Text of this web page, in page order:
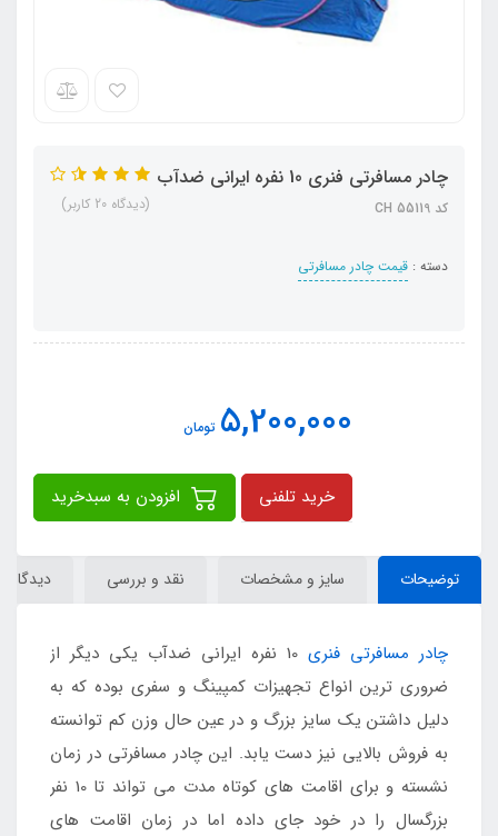
چادر مسافرتی فنری 10 نفره ایرانی ضدآب
کد CH 55119
دسته : قیمت چادر مسافرتی
(دیدگاه 20 کاربر)
5,200,000 تومان
خرید تلفنی
توضیحات سایز و مشخصات نقد و بررسی
چادر مسافرتی فنری
10 نفره ایرانی ضدآب یکی دیگر از
ضروری ترین انواع تجهیزات کمپینگ و سفری بوده که به
دلیل داشتن یک سایز بزرگ و در عین حال وزن کم توانسته
به فروش بالایی نیز دست یابد. این چادر مسافرتی در زمان
نشسته و برای اقامت های کوتاه مدت می تواند تا 10 نفر
بزرگسال را در خود جای داده اما در زمان اقامت های